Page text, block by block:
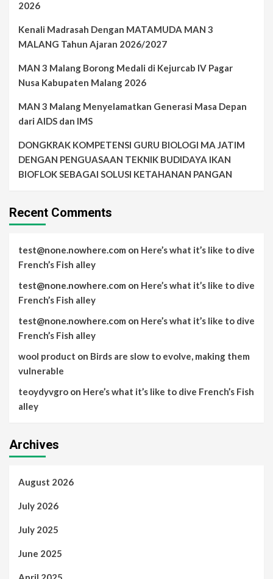
2026
Kenali Madrasah Dengan MATAMUDA MAN 3
MALANG Tahun Ajaran 2026/2027
MAN 3 Malang Borong Medali di Kejurcab IV Pagar
Nusa Kabupaten Malang 2026
MAN 3 Malang Menyelamatkan Generasi Masa Depan
dari AIDS dan IMS
DONGKRAK KOMPETENSI GURU BIOLOGI MA JATIM
DENGAN PENGUASAAN TEKNIK BUDIDAYA IKAN
BIOFLOK SEBAGAI SOLUSI KETAHANAN PANGAN
Recent Comments
test@none.nowhere.com on Here’s what it’s like to dive
French’s Fish alley
test@none.nowhere.com on Here’s what it’s like to dive
French’s Fish alley
test@none.nowhere.com on Here’s what it’s like to dive
French’s Fish alley
wool product on Birds are slow to evolve, making them
vulnerable
teoydyvgro on Here’s what it’s like to dive French’s Fish
alley
Archives
August 2026
July 2026
July 2025
June 2025